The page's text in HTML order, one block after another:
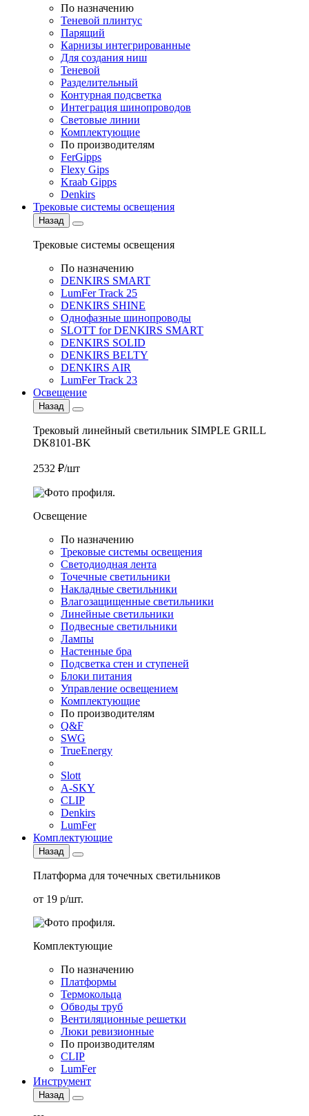
По назначению
Теневой плинтус
Парящий
Карнизы интегрированные
Для создания ниш
Теневой
Разделительный
Контурная подсветка
Интеграция шинопроводов
Световые линии
Комплектующие
По производителям
FerGipps
Flexy Gips
Kraab Gipps
Denkirs
Трековые системы освещения
Назад
Трековые системы освещения
По назначению
DENKIRS SMART
LumFer Track 25
DENKIRS SHINE
Однофазные шинопроводы
SLOTT for DENKIRS SMART
DENKIRS SOLID
DENKIRS BELTY
DENKIRS AIR
LumFer Track 23
Освещение
Назад
Трековый линейный светильник SIMPLE GRILL
DK8101-BK
2532 ₽/шт
Освещение
По назначению
Трековые системы освещения
Светодиодная лента
Точечные светильники
Накладные светильники
Влагозащищенные светильники
Линейные светильники
Подвесные светильники
Лампы
Настенные бра
Подсветка стен и ступеней
Блоки питания
Управление освещением
Комплектующие
По производителям
Q&F
SWG
TrueEnergy
Slott
A-SKY
CLIP
Denkirs
LumFer
Комплектующие
Назад
Платформа для точечных светильников
от 19 р/шт.
Комплектующие
По назначению
Платформы
Термокольца
Обводы труб
Вентиляционные решетки
Люки ревизионные
По производителям
CLIP
LumFer
Инструмент
Назад